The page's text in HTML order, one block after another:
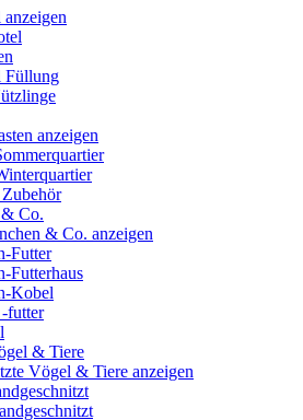
Füllung
anzeigen
Co.
& Co. anzeigen
Futter
Futterhaus
Kobel
futter
& Tiere
Vögel & Tiere anzeigen